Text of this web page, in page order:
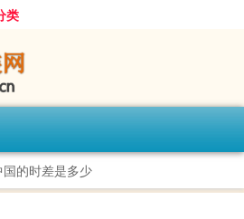
类
的时差是多少